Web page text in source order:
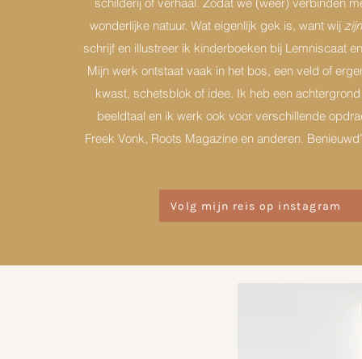
wonderlijke natuur. Wat eigenlijk gek is, want wij
schrijf en illustreer ik kinderboeken bij Lemniscaat
Mijn werk ontstaat vaak in het bos, een veld of
kwast, schetsblok of idee. Ik heb een
beeldtaal en ik werk ook voor verschillende
Freek Vonk, Roots Magazine en anderen.
Volg mijn reis op instagram